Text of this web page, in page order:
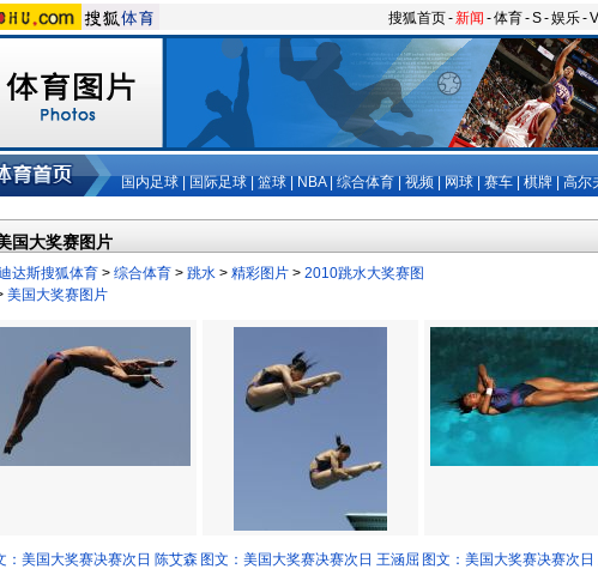
搜狐首页-新闻 -体育-S-娱乐-V
国内足球 国际足球 篮球 NBA| 综合体育 视频 网球 赛车 棋牌 高尔
国大奖赛图片
达斯搜狐体育 > 综合体育 > 跳水 > 精彩图片 > 2010跳水大奖赛图
美国大奖赛图片
：美国大奖赛决赛次日 陈艾森 图文：美国大奖赛决赛次日 王涵屈 图文：美国大奖赛决赛次日